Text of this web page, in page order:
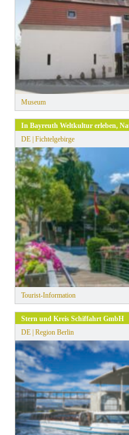
» Alle Filter zurücksetzen
Museum
In Bayreuth Weltkultur erleben,
DE | Fichtelgebirge
Tourist-Information
Stern und Kreis Schiffahrt GmbH
DE | Region Berlin